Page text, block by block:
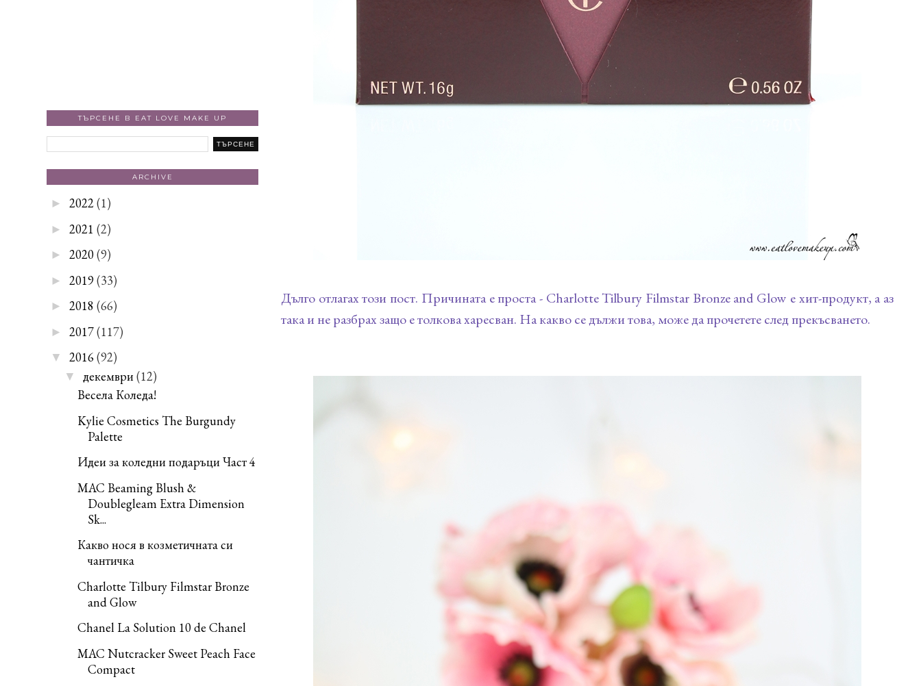
Дълго отлагах този пост. Причината е проста - Charlotte Tilbury Filmstar Bronze and Glow е хит-продукт, а аз
така и не разбрах защо е толкова харесван. На какво се дължи това, може да прочетете след прекъсването.
ТЪРСЕНЕ В EAT LOVE MAKE UP
ARCHIVE
► 2022(1)
► 2021 (2)
► 2020(9)
► 2019(33)
► 2018 (66)
► 2017(117)
▼ 2016(92)
▼ декември (12)
Весела Коледа!
Kylie Cosmetics The Burgundy
Palette
Идеи за коледни подаръци Част 4
MAC Beaming Blush &
Doublegleam Extra Dimension
Sk...
Какво нося в козметичната си
чантичка
Charlotte Tilbury Filmstar Bronze
and Glow
Chanel La Solution 10 de Chanel
MAC Nutcracker Sweet Peach Face
Compact